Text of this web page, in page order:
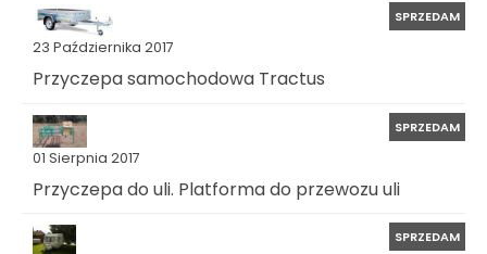
23 Października 2017
SPRZEDAM
Przyczepa samochodowa Tractus
01 Sierpnia 2017
SPRZEDAM
Przyczepa do uli. Platforma do przewozu uli
SPRZEDAM